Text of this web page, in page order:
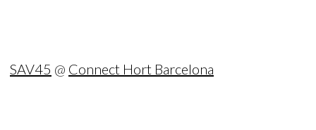
SAV45 @ Connect Hort Barcelona